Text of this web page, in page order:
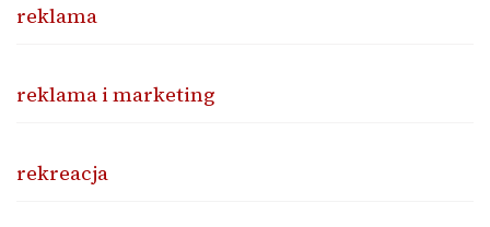
reklama
reklama i marketing
rekreacja